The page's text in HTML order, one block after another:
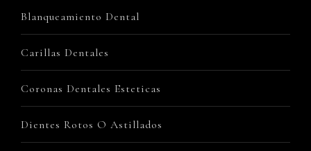
Blanqueamiento Dental
Carillas Dentales
Coronas Dentales Esteticas
Dientes Rotos O Astillados